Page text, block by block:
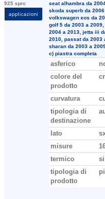
925 sprc
applicazioni
seat alhambra da
skoda superb da 2006
volkswagen eos da
golf 5 da 2003 a
2004 a 2013, jetta iii
2010, passat da 2003
sharan da 2003 a
c) piastra completa
asferico
colore del
prodotto
curvatura
tipologia di
destinazione
lato
misure
termico
si
tipologia di
prodotto